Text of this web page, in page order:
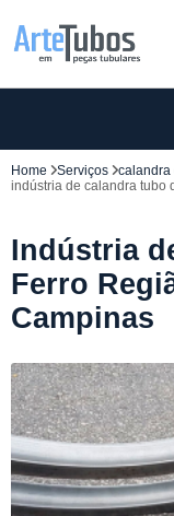
Home Serviços calandra
indústria de calandra tubo
Indústria
Ferro
Campinas